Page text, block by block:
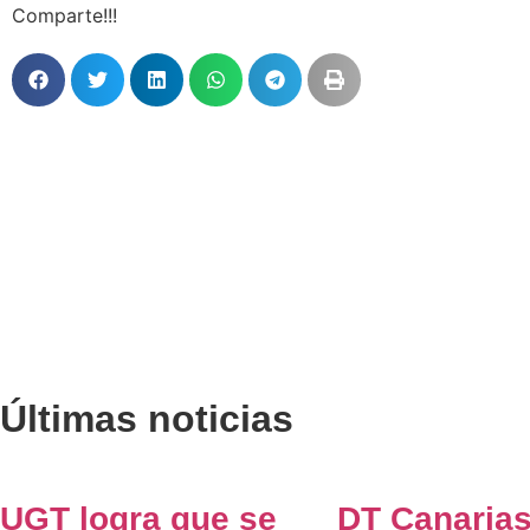
Comparte!!!
Últimas noticias
UGT logra que se DT